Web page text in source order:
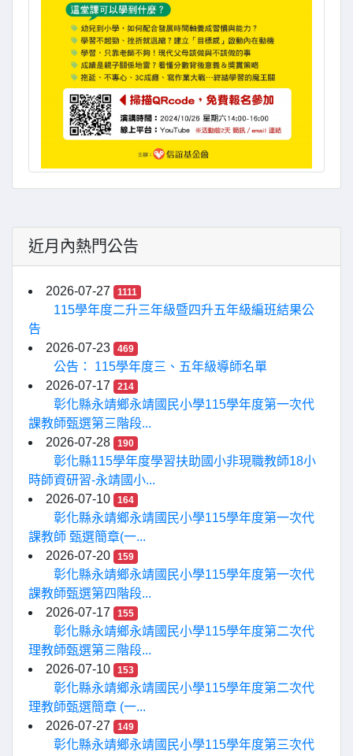
近月內熱門公告
2026-07-27 1111
115學年度二升三年級暨四升五年級編班結果公
告
2026-07-23
469
公告： 115學年度三、五年級導師名單
2026-07-17
214
彰化縣永靖鄉永靖國民小學115學年度第一次代
課教師甄選第三階段...
2026-07-28
190
彰化縣115學年度學習扶助國小非現職教師18小
時師資研習-永靖國小...
2026-07-10
164
彰化縣永靖鄉永靖國民小學115學年度第一次代
課教師 甄選簡章(一...
2026-07-20
159
彰化縣永靖鄉永靖國民小學115學年度第一次代
課教師甄選第四階段...
2026-07-17
155
彰化縣永靖鄉永靖國民小學115學年度第二次代
理教師甄選第三階段...
2026-07-10
153
彰化縣永靖鄉永靖國民小學115學年度第二次代
理教師甄選簡章 (一...
2026-07-27
149
彰化縣永靖鄉永靖國民小學115學年度第三次代